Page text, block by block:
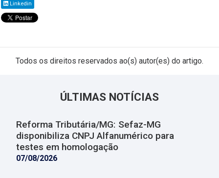
Linkedin
Todos os direitos reservados ao(s) autor(es) do artigo.
ÚLTIMAS NOTÍCIAS
Reforma Tributária/MG: Sefaz-MG
disponibiliza CNPJ Alfanumérico para
testes em homologação
07/08/2026